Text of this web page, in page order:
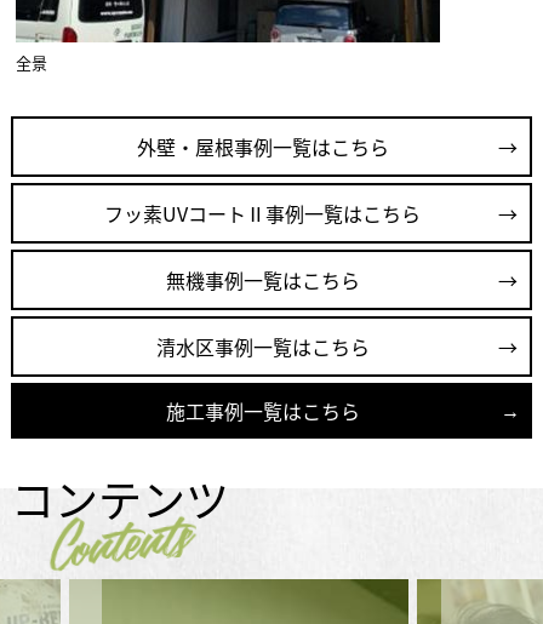
全景
外壁・屋根事例一覧はこちら
フッ素UVコートⅡ事例一覧はこちら
無機事例一覧はこちら
清水区事例一覧はこちら
施工事例一覧はこちら
コンテンツ
Contents